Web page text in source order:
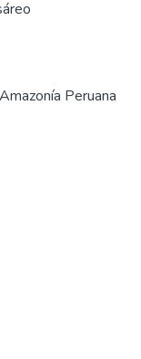
Peruana